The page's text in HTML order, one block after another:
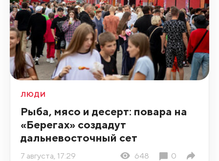
ЛЮДИ
Рыба, мясо и десерт: повара на
«Берегах» создадут
дальневосточный сет
7 августа, 17:29 648 0